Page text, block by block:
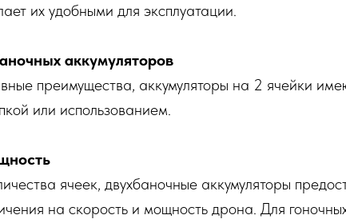
их удобными для эксплуатации.
аккумуляторов
преимущества, аккумуляторы на 2 ячейки
или использованием.
ячеек, двухбаночные аккумуляторы
на скорость и мощность дрона. Для